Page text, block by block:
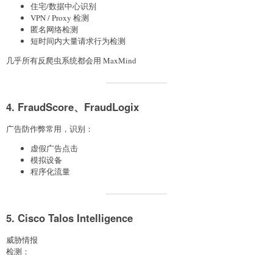
住宅/数据中心识别
VPN / Proxy 检测
匿名网络检测
短时间内大量请求行为检测
几乎所有反爬虫系统都会用 MaxMind
4. FraudScore、FraudLogix
广告防作弊常用，识别：
虚假广告点击
模拟设备
程序化流量
5. Cisco Talos Intelligence
威胁情报
检测：